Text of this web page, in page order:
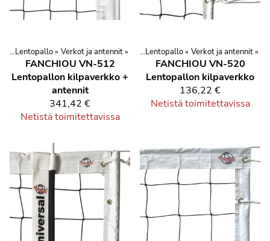
‪» Lentopallo‪» Verkot ja antennit‪»
FANCHIOU VN-512
Lentopallon kilpaverkko +
antennit
341,42 €
Netistä toimitettavissa
Urheilu ja kuntoilu‪»Lajit ‪»Pallopelit ‪» Lentopallo‪» Verkot ja antennit‪»
FANCHIOU VN-520
Lentopallon kilpaverkko
136,22 €
Netistä toimitettavissa